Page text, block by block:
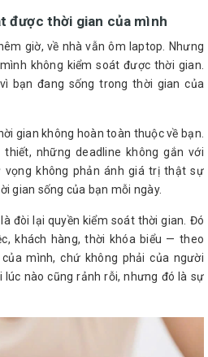
được thời gian của mình
giờ, về nhà vẫn ôm laptop. Nhưng
không kiểm soát được thời gian.
bạn đang sống trong thời gian của
gian không hoàn toàn thuộc về bạn.
những deadline không gắn với
vọng không phản ánh giá trị thật sự
gian sống của bạn mỗi ngày.
đòi lại quyền kiểm soát thời gian. Đó
khách hàng, thời khóa biểu — theo
mình, chứ không phải của người
lúc nào cũng rảnh rỗi, nhưng đó là sự